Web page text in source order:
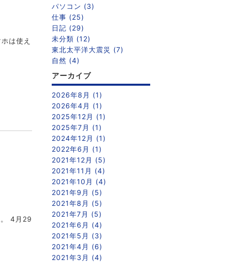
は使え
4月29
パソコン (3)
仕事 (25)
日記 (29)
未分類 (12)
東北太平洋大震災 (7)
自然 (4)
アーカイブ
2026年8月 (1)
2026年4月 (1)
2025年12月 (1)
2025年7月 (1)
2024年12月 (1)
2022年6月 (1)
2021年12月 (5)
2021年11月 (4)
2021年10月 (4)
2021年9月 (5)
2021年8月 (5)
2021年7月 (5)
2021年6月 (4)
2021年5月 (3)
2021年4月 (6)
2021年3月 (4)